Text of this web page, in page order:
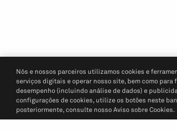
Nós e nossos parceiros utilizamos cookies e
serviços digitais e operar nosso site, bem como
desempenho (incluindo análise de dados) e
configurações de cookies, utilize os botões neste
posteriormente, consulte nosso Aviso sobre Cookies.